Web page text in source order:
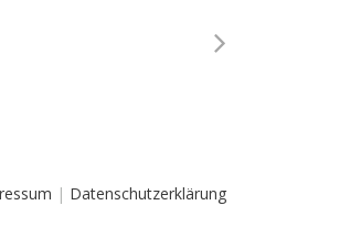
| Datenschutzerklärung